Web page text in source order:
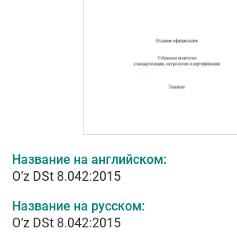
Название на английском:
O’z DSt 8.042:2015
Название на русском:
O’z DSt 8.042:2015